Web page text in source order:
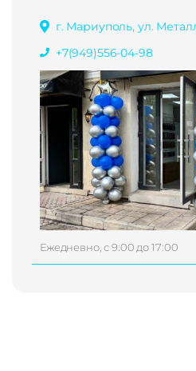
г. Мариуполь, ул.
+7(949)556-04-98
Ежедневно, с 9:00 до 17:00